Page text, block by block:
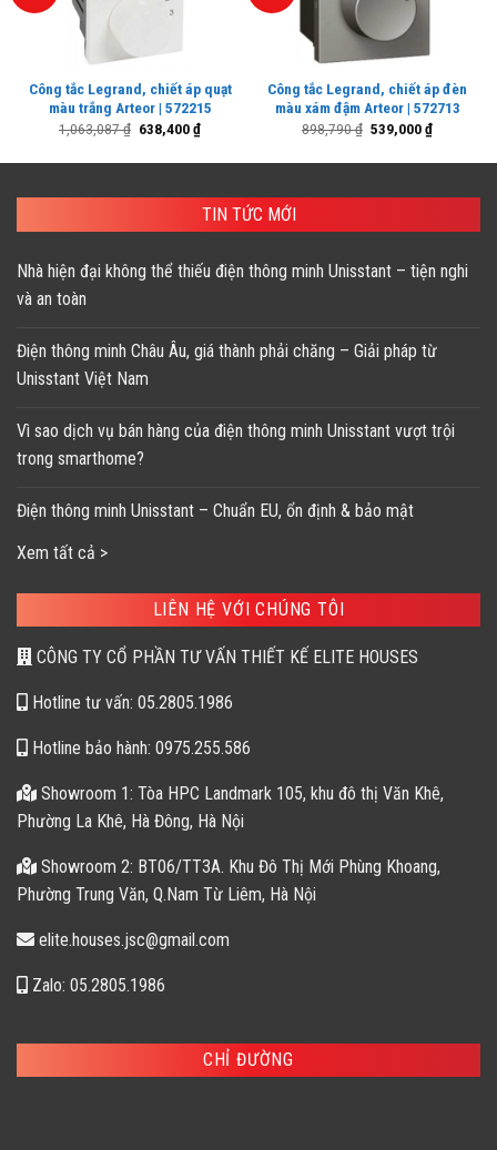
Công tắc Legrand, chiết áp quạt
màu trắng Arteor | 572215
1,063,087₫ Giá
638,400₫Giá
Công tắc Legrand, chiết áp đèn
màu xám đậm Arteor | 572713
898,790₫ Giá
539,000₫Giá
TIN TỨC MỚI
Nhà hiện đại không thể thiếu điện thông minh Unisstant – tiện nghi
và an toàn
Điện thông minh Châu Âu, giá thành phải chăng – Giải pháp từ
Unisstant Việt Nam
Vì sao dịch vụ bán hàng của điện thông minh Unisstant vượt trội
trong smarthome?
Điện thông minh Unisstant – Chuẩn EU, ổn định & bảo mật
Xem tất cả >
LIÊN HỆ VỚI CHÚNG TÔI
CÔNG TY CỔ PHẦN TƯ VẤN THIẾT KẾ ELITE HOUSES
Hotline tư vấn: 05.2805.1986
Hotline bảo hành: 0975.255.586
Showroom 1: Tòa HPC Landmark 105, khu đô thị Văn Khê,
Phường La Khê, Hà Đông, Hà Nội
Showroom 2: BT06/TT3A. Khu Đô Thị Mới Phùng Khoang,
Phường Trung Văn, Q.Nam Từ Liêm, Hà Nội
elite.houses.jsc@gmail.com
Zalo: 05.2805.1986
CHỈ ĐƯỜNG